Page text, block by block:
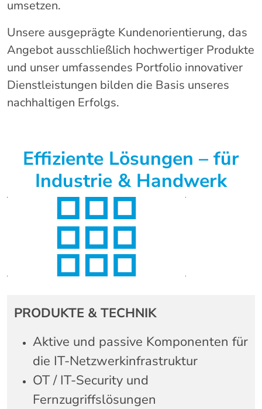
umsetzen.
Unsere ausgeprägte Kundenorientierung, das
Angebot ausschließlich hochwertiger Produkte
und unser umfassendes Portfolio innovativer
Dienstleistungen bilden die Basis unseres
nachhaltigen Erfolgs.
Effiziente Lösungen – für
Industrie & Handwerk
PRODUKTE & TECHNIK
Aktive und passive Komponenten für
die IT-Netzwerkinfrastruktur
OT / IT-Security und
Fernzugriffslösungen